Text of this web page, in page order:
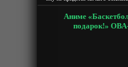
Аниме
подарок!»